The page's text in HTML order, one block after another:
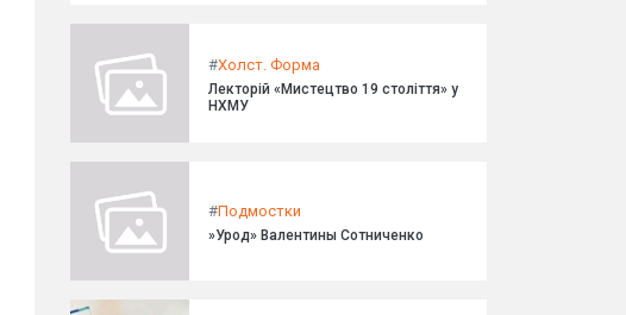
#Холст. Форма
Лекторій «Мистецтво 19 століття» у
НХМУ
#Подмостки
»Урод» Валентины Сотниченко